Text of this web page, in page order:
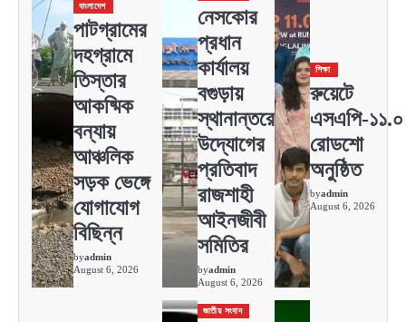
বাংলাদেশ
পাটগ্রামের
দহগ্রামে
তিস্তার
আকষ্মিক
বন্যায়
আঞ্চলিক
সড়ক ভেঙ্গে
যোগাযোগ
বিছিন্ন
byadmin
August 6, 2026
নেসকোর
প্রধান
কার্যালয়
বগুড়ায়
স্থানান্তরের
উদ্যোগের
প্রতিবাদ
রাজশাহী
আইনজীবী
সমিতির
byadmin
August 6, 2026
শিক্ষা
রুয়েটে
এসএপি-১১.০
রোডশো
অনুষ্ঠিত
byadmin
August 6, 2026
জাতীয় সংবাদ